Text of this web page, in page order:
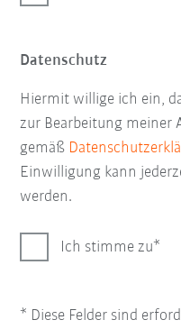
Datenschutz
Hiermit willige ich ein,
zur Bearbeitung meiner
gemäß
Einwilligung kann
werden.
Ich stimme zu
* Diese Felder sind